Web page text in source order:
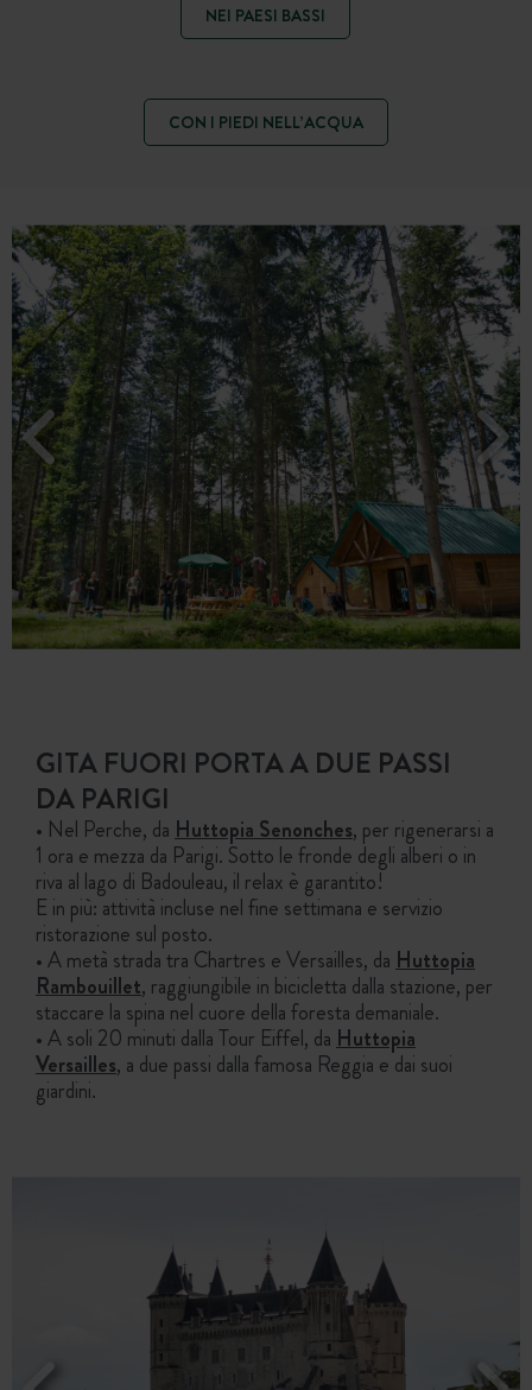
NEI PAESI BASSI
CON I PIEDI NELL’ACQUA
GITA FUORI PORTA A DUE PASSI
DA PARIGI
• Nel Perche, da Huttopia Senonches, per rigenerarsi a
1 ora e mezza da Parigi. Sotto le fronde degli alberi o in
riva al lago di Badouleau, il relax è garantito!
E in più: attività incluse nel fine settimana e servizio
ristorazione sul posto.
• A metà strada tra Chartres e Versailles, da Huttopia
Rambouillet, raggiungibile in bicicletta dalla stazione, per
staccare la spina nel cuore della foresta demaniale.
• A soli 20 minuti dalla Tour Eiffel, da Huttopia
Versailles, a due passi dalla famosa Reggia e dai suoi
giardini.